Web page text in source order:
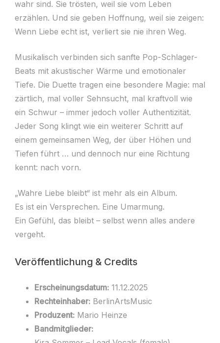
wahr sind. Sie trösten, weil sie vom Leben
erzählen. Und sie geben Hoffnung, weil sie zeigen:
Wenn Liebe echt ist, verliert sie nie ihren Weg.
Musikalisch verbinden sich sanfte Pop-Schlager-
Beats mit akustischer Wärme und emotionaler
Tiefe. Die Duette tragen eine besondere Magie: mal
zärtlich, mal voller Sehnsucht, mal kraftvoll wie
ein Schwur – immer jedoch voller Authentizität.
Jeder Song klingt wie ein weiterer Schritt auf
einem gemeinsamen Weg, der über Höhen und
Tiefen führt … und dennoch nur eine Richtung
kennt: nach vorn.
„Wahre Liebe bleibt“ ist mehr als ein Album.
Es ist ein Versprechen. Eine Umarmung.
Ein Gefühl, das bleibt – selbst wenn alles andere
vergeht.
Veröffentlichung & Credits
Erscheinungsdatum: 11.12.2025
Rechteinhaber: BerlinArtsMusic
Produzent: Mario Heinze
Bandmitglieder: